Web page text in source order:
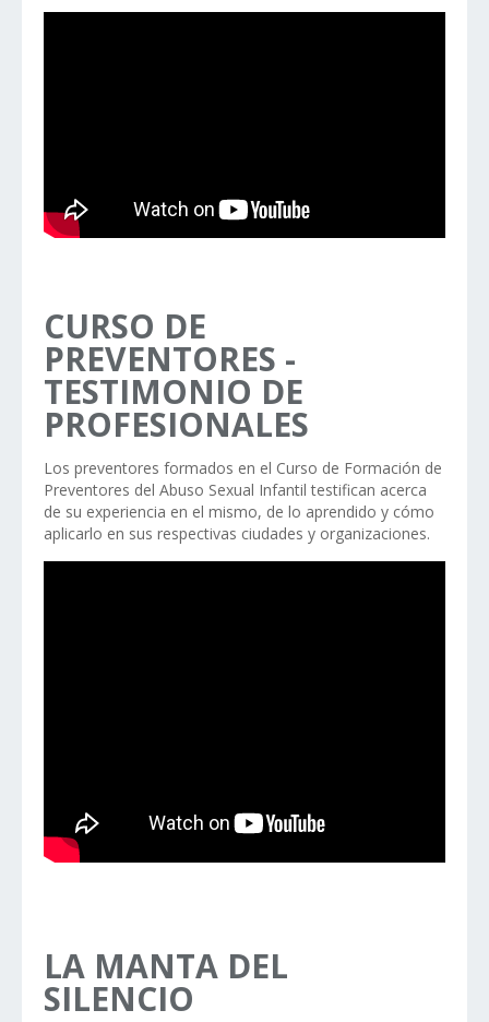
CURSO DE
PREVENTORES -
TESTIMONIO DE
PROFESIONALES
Los preventores formados en el Curso de Formación de
Preventores del Abuso Sexual Infantil testifican acerca
de su experiencia en el mismo, de lo aprendido y cómo
aplicarlo en sus respectivas ciudades y organizaciones.
LA MANTA DEL
SILENCIO